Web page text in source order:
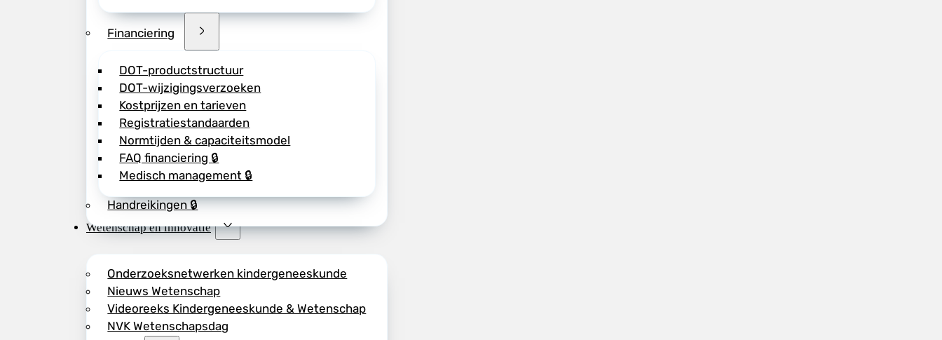
Financiering
DOT-productstructuur
DOT-wijzigingsverzoeken
Kostprijzen en tarieven
Registratiestandaarden
Normtijden & capaciteitsmodel
FAQ financiering 🔒
Medisch management 🔒
Handreikingen 🔒
Wetenschap en innovatie
Onderzoeksnetwerken kindergeneeskunde
Nieuws Wetenschap
Videoreeks Kindergeneeskunde & Wetenschap
NVK Wetenschapsdag